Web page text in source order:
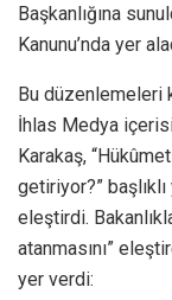
Başkanlığına
Kanunu’nda yer
Bu düzenlemeleri
İhlas Medya
Karakaş,
getiriyor?”
eleştirdi.
atanmasını”
yer verdi: